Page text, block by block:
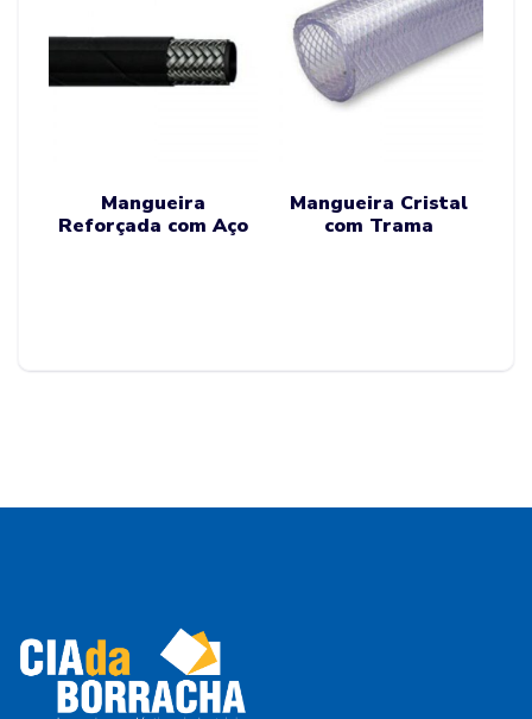
Mangueira
Reforçada com Aço
Mangueira Cristal
com Trama